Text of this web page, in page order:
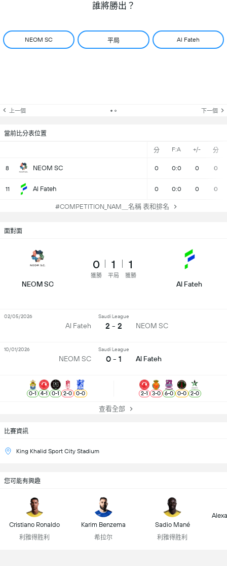
誰將勝出？
NEOM SC 平局 Al Fateh
上一個 下一個
當前比分表位置
分 F:A +/- 分
8 NEOM SC 0 0:0 0 0
11 Al Fateh 0 0:0 0 0
#COMPETITION_NAM＿名稱 表和排名
比賽資訊
King Khalid Sport City Stadium
面對面
NEOM SC
0
獲勝
1
平局
1
獲勝
Al Fateh
Al Fateh
Saudi League
2 - 2 NEOM SC
02/05/2026
NEOM SC
Saudi League
0 - 1 Al Fateh
10/01/2026
0-1 4-1 0-1 2-0 0-0 2-1 3-0 6-0 0-0 2-0
查看全部
您可能有興趣
Cristiano Ronaldo
利雅得胜利
Karim Benzema
希拉尔
Sadio Mané
利雅得胜利